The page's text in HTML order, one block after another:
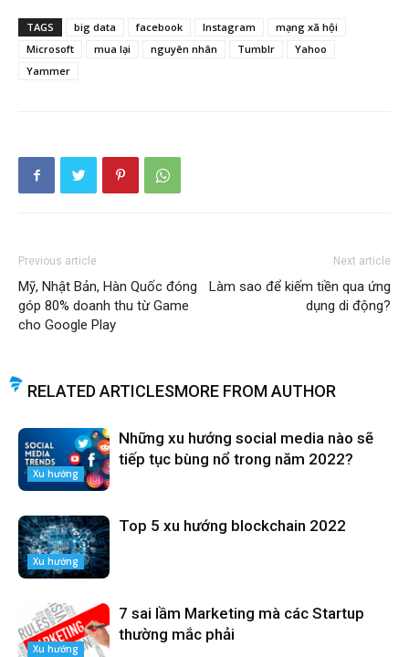
TAGS big data facebook Instagram
mạng xã hội
Microsoft
mua lại nguyên nhân Tumblr
Yahoo
Yammer
Previous article
Mỹ, Nhật Bản, Hàn Quốc đóng
góp 80% doanh thu từ Game
cho Google Play
Next article
Làm sao để kiếm tiền qua ứng
dụng di động?
RELATED ARTICLESMORE FROM AUTHOR
Xu hướng
Những xu hướng social media nào sẽ
tiếp tục bùng nổ trong năm 2022?
Xu hướng
Top 5 xu hướng blockchain 2022
Xu hướng
7 sai lầm Marketing mà các Startup
thường mắc phải